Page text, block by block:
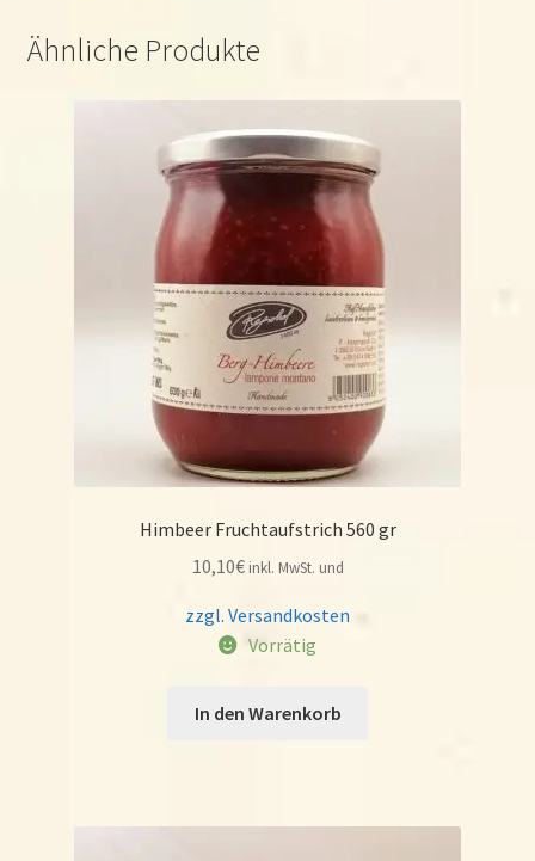
Ähnliche Produkte
Himbeer Fruchtaufstrich 560 gr
10,10€ inkl. MwSt. und
zzgl. Versandkosten
Vorrätig
In den Warenkorb